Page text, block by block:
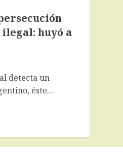
huyó a
detecta un
éste...